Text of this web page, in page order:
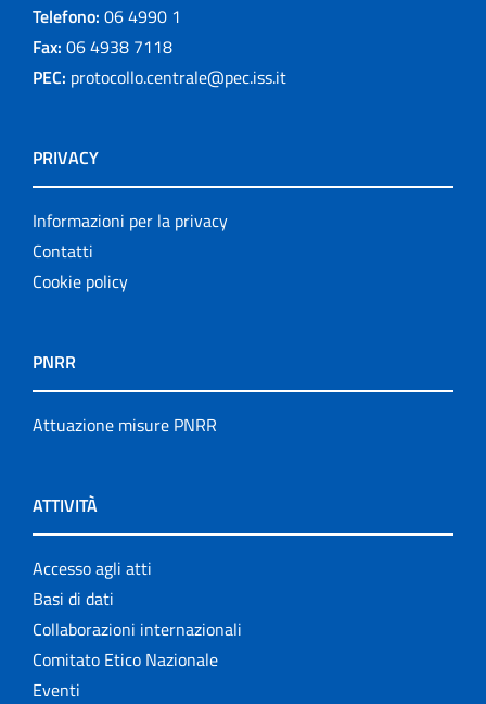
Telefono: 06 4990 1
Fax: 06 4938 7118
PEC: protocollo.centrale@pec.iss.it
PRIVACY
Informazioni per la privacy
Contatti
Cookie policy
PNRR
Attuazione misure PNRR
ATTIVITÀ
Accesso agli atti
Basi di dati
Collaborazioni internazionali
Comitato Etico Nazionale
Eventi